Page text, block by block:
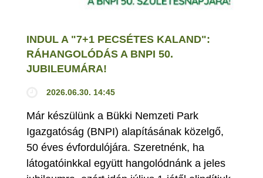
INDUL A "7+1 PECSÉTES KALAND":
RÁHANGOLÓDÁS A BNPI 50.
JUBILEUMÁRA!
2026.06.30. 14:45
Már készülünk a Bükki Nemzeti Park
Igazgatóság (BNPI) alapításának közelgő,
50 éves évfordulójára. Szeretnénk, ha
látogatóinkkal együtt hangolódnánk a jeles